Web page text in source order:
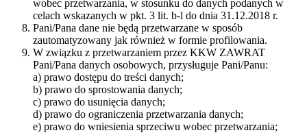
wobec przetwarzania, w stosunku do danych podanych w
celach wskazanych w pkt. 3 lit. b-l do dnia 31.12.2018 r.
Pani/Pana dane nie będą przetwarzane w sposób
zautomatyzowany jak również w formie profilowania.
W związku z przetwarzaniem przez KKW ZAWRAT
Pani/Pana danych osobowych, przysługuje Pani/Panu:
a) prawo dostępu do treści danych;
b) prawo do sprostowania danych;
c) prawo do usunięcia danych;
d) prawo do ograniczenia przetwarzania danych;
e) prawo do wniesienia sprzeciwu wobec przetwarzania;